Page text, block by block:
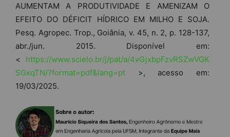
AUMENTAM A PRODUTIVIDADE E AMENIZAM O
EFEITO DO DÉFICIT HÍDRICO EM MILHO E SOJA.
Pesq. Agropec. Trop., Goiânia, v. 45, n. 2, p. 128-137,
abr./jun. 2015. Disponível em:
< https://www.scielo.br/j/pat/a/4vGjxbpFzvRSZwVGK
SGxqTN/?format=pdf&lang=pt >, acesso em:
19/03/2025.